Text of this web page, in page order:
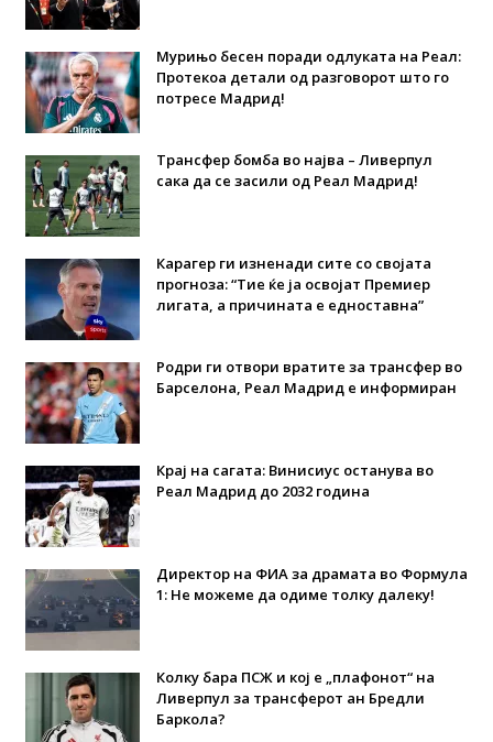
Мурињо бесен поради одлуката на Реал:
Протекоа детали од разговорот што го
потресе Мадрид!
Трансфер бомба во најва – Ливерпул
сака да се засили од Реал Мадрид!
Карагер ги изненади сите со својата
прогноза: “Тие ќе ја освојат Премиер
лигата, а причината е едноставна”
Родри ги отвори вратите за трансфер во
Барселона, Реал Мадрид е информиран
Крај на сагата: Винисиус останува во
Реал Мадрид до 2032 година
Директор на ФИА за драмата во Формула
1: Не можеме да одиме толку далеку!
Колку бара ПСЖ и кој е „плафонот“ на
Ливерпул за трансферот ан Бредли
Баркола?